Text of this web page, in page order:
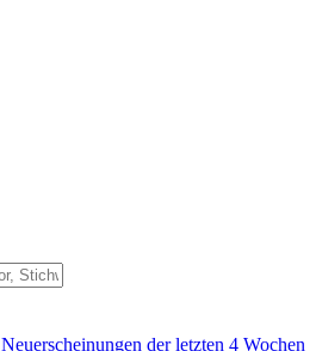
Neuerscheinungen der letzten 4 Wochen